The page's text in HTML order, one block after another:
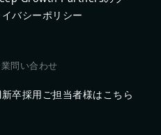
イバシーポリシー
問い合わせ
新卒採用ご担当者様はこちら